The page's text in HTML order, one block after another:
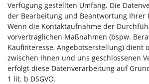
Verfügung gestellten Umfang. Die
der Bearbeitung und Beantwortung Ihrer
Wenn die Kontaktaufnahme der
vorvertraglichen Maßnahmen (bspw.
Kaufinteresse, Angebotserstellung) dient
zwischen Ihnen und uns geschlossenen
erfolgt diese Datenverarbeitung auf
1 lit. b DSGVO.